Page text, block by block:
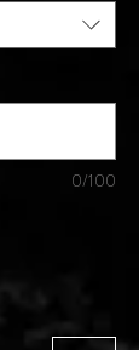
0/100